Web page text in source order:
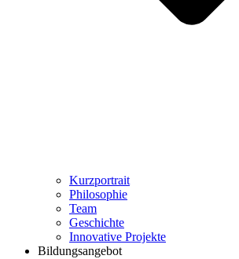
Kurzportrait
Philosophie
Team
Geschichte
Innovative Projekte
Bildungsangebot